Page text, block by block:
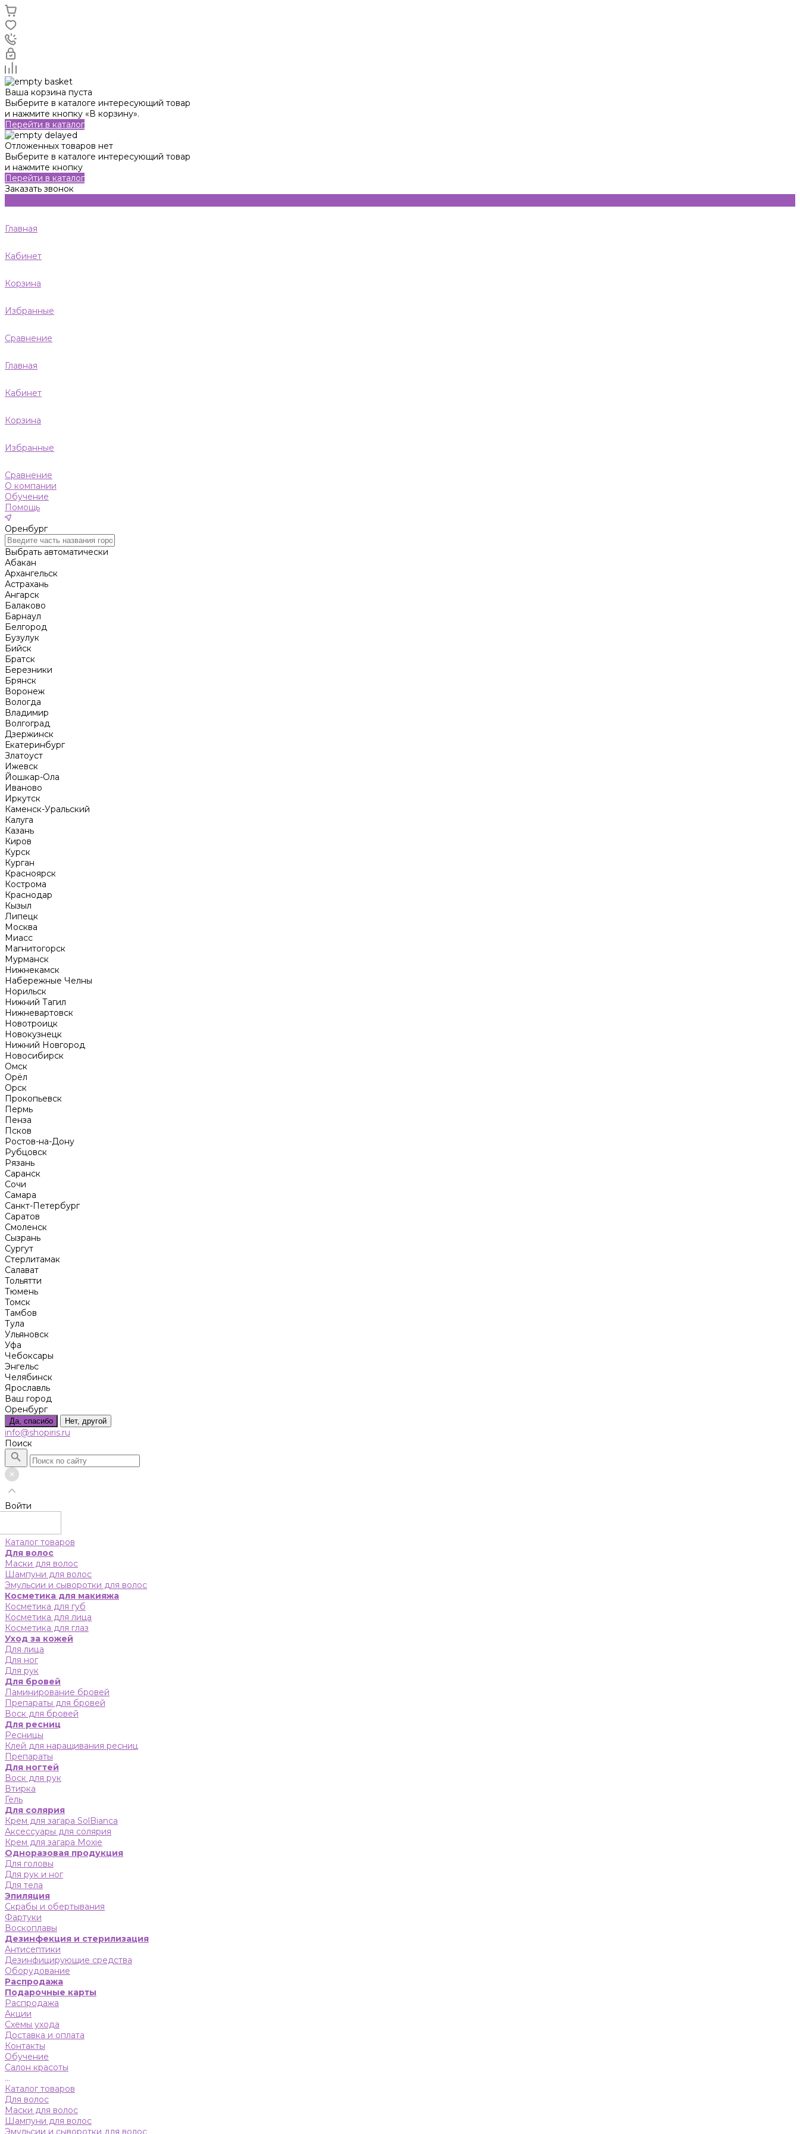
Ваша корзина пуста
Выберите в каталоге интересующий товар
и нажмите кнопку «В корзину».
Перейти в каталог
Отложенных товаров нет
Выберите в каталоге интересующий товар
и нажмите кнопку
Перейти в каталог
Заказать звонок
Главная
Кабинет
Корзина
Избранные
Сравнение
Главная
Кабинет
Корзина
Избранные
Сравнение
О компании
Обучение
Помощь
Оренбург
Выбрать автоматически
Абакан
Архангельск
Астрахань
Ангарск
Балаково
Барнаул
Белгород
Бузулук
Бийск
Братск
Березники
Брянск
Воронеж
Вологда
Владимир
Волгоград
Дзержинск
Екатеринбург
Златоуст
Ижевск
Йошкар-Ола
Иваново
Иркутск
Каменск-Уральский
Калуга
Казань
Киров
Курск
Курган
Красноярск
Кострома
Краснодар
Кызыл
Липецк
Москва
Миасс
Магнитогорск
Мурманск
Нижнекамск
Набережные Челны
Норильск
Нижний Тагил
Нижневартовск
Новотроицк
Новокузнецк
Нижний Новгород
Новосибирск
Омск
Орёл
Орск
Прокопьевск
Пермь
Пенза
Псков
Ростов-на-Дону
Рубцовск
Рязань
Саранск
Сочи
Самара
Санкт-Петербург
Саратов
Смоленск
Сызрань
Сургут
Стерлитамак
Салават
Тольятти
Тюмень
Томск
Тамбов
Тула
Ульяновск
Уфа
Чебоксары
Энгельс
Челябинск
Ярославль
Ваш город
Оренбург
Да, спасибо Нет, другой
info@shopiris.ru
Поиск
Войти
Каталог товаров
Для волос
Маски для волос
Шампуни для волос
Эмульсии и сыворотки для волос
Косметика для макияжа
Косметика для губ
Косметика для лица
Косметика для глаз
Уход за кожей
Для лица
Для ног
Для рук
Для бровей
Ламинирование бровей
Препараты для бровей
Воск для бровей
Для ресниц
Ресницы
Клей для наращивания ресниц
Препараты
Для ногтей
Воск для рук
Втирка
Гель
Для солярия
Крем для загара SolBianca
Аксессуары для солярия
Крем для загара Moxie
Одноразовая продукция
Для головы
Для рук и ног
Для тела
Эпиляция
Скрабы и обертывания
Фартуки
Воскоплавы
Дезинфекция и стерилизация
Антисептики
Дезинфицирующие средства
Оборудование
Распродажа
Подарочные карты
Распродажа
Акции
Схемы ухода
Доставка и оплата
Контакты
Обучение
Салон красоты
...
Каталог товаров
Для волос
Маски для волос
Шампуни для волос
Эмульсии и сыворотки для волос